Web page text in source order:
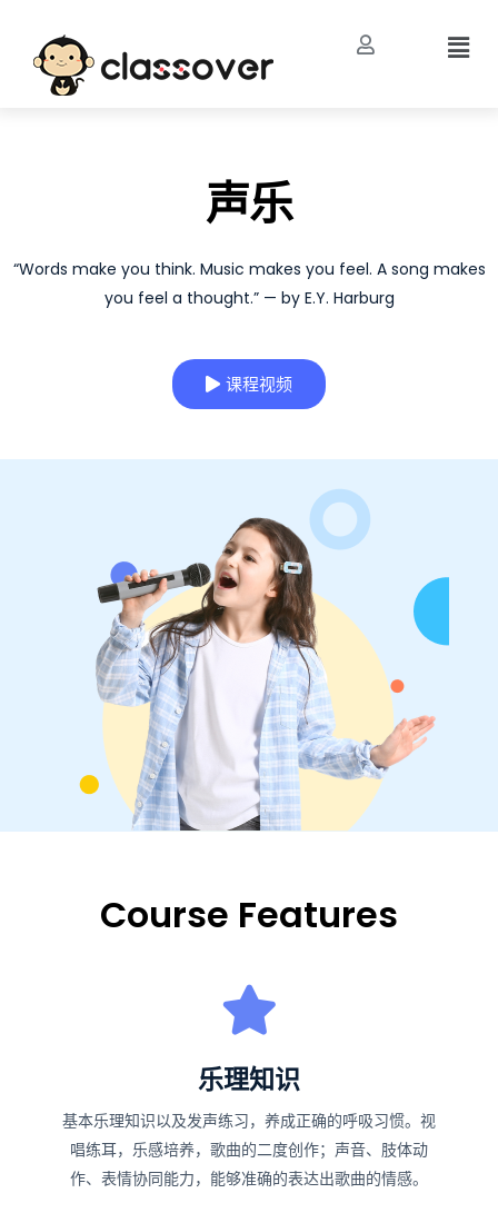
声乐
“Words make you think. Music makes you feel. A song makes
you feel a thought.” — by E.Y. Harburg
课程视频
Course Features
乐理知识
基本乐理知识以及发声练习，养成正确的呼吸习惯。视
唱练耳，乐感培养，歌曲的二度创作；声音、肢体动
作、表情协同能力，能够准确的表达出歌曲的情感。